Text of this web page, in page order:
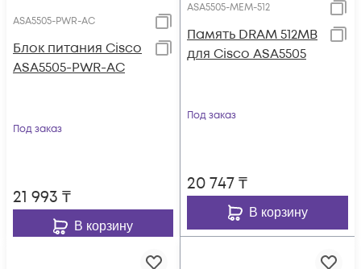
ASA5505-PWR-AC
Блок питания Cisco
ASA5505-PWR-AC
Под заказ
21 993 ₸
В корзину
ASA5505-MEM-512
Память DRAM 512MB
для Cisco ASA5505
Под заказ
20 747₸
В корзину